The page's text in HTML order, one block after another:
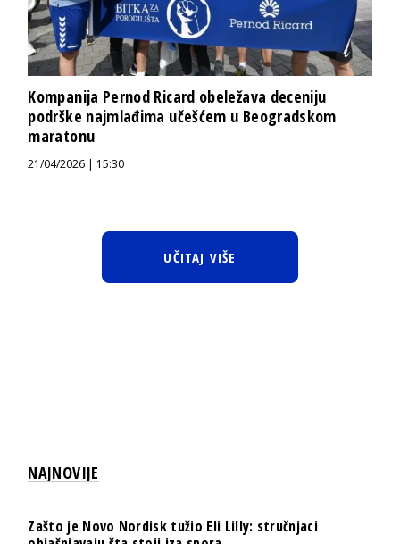
Kompanija Pernod Ricard obeležava deceniju
podrške najmlađima učešćem u Beogradskom
maratonu
21/04/2026 | 15:30
UČITAJ VIŠE
NAJNOVIJE
Zašto je Novo Nordisk tužio Eli Lilly: stručnjaci